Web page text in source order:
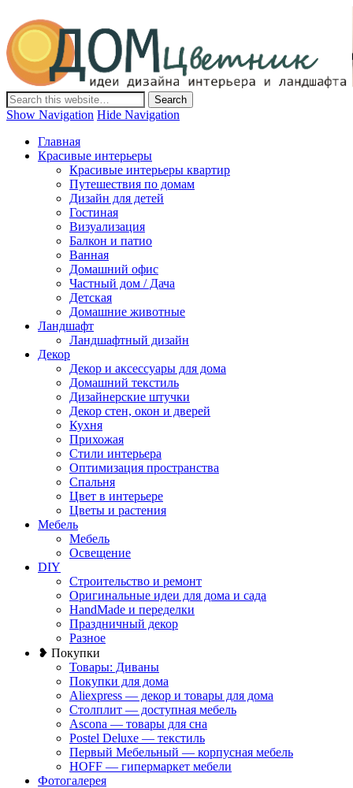
Дом-Цветник
Дизайн интерьера и ландшафта, декор и обустройство дома.
Идеи со всего мира.
Show Navigation Hide Navigation
Главная
Красивые интерьеры
Красивые интерьеры квартир
Путешествия по домам
Дизайн для детей
Гостиная
Визуализация
Балкон и патио
Ванная
Домашний офис
Частный дом / Дача
Детская
Домашние животные
Ландшафт
Ландшафтный дизайн
Декор
Декор и аксессуары для дома
Домашний текстиль
Дизайнерские штучки
Декор стен, окон и дверей
Кухня
Прихожая
Стили интерьера
Оптимизация пространства
Спальня
Цвет в интерьере
Цветы и растения
Мебель
Мебель
Освещение
DIY
Строительство и ремонт
Оригинальные идеи для дома и сада
HandMade и переделки
Праздничный декор
Разное
❥ Покупки
Товары: Диваны
Покупки для дома
Aliexpress — декор и товары для дома
Столплит — доступная мебель
Ascona — товары для сна
Postel Deluxe — текстиль
Первый Мебельный — корпусная мебель
HOFF — гипермаркет мебели
Фотогалерея